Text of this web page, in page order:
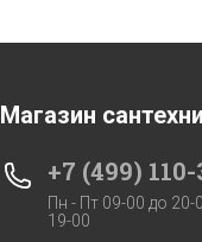
Магазин
+7 (499)
Пн - Пт 09-00 до
19-00